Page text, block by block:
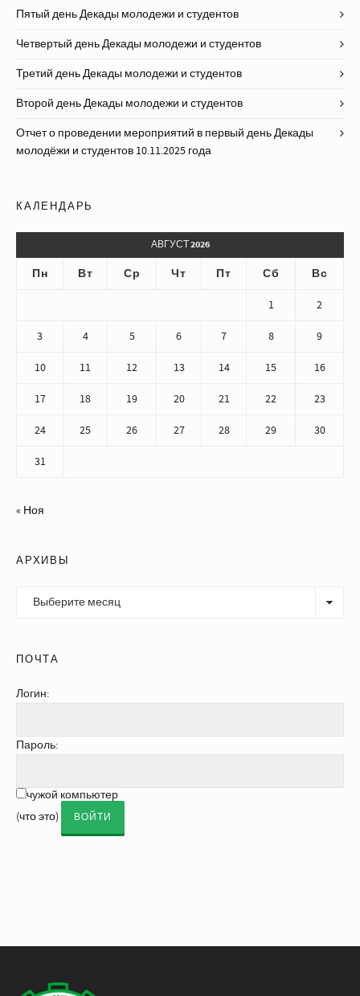
Пятый день Декады молодежи и студентов
Четвертый день Декады молодежи и студентов
Третий день Декады молодежи и студентов
Второй день Декады молодежи и студентов
Отчет о проведении мероприятий в первый день Декады
молодёжи и студентов 10.11.2025 года
КАЛЕНДАРЬ
АВГУСТ 2026
Пн Вт Ср Чт Пт Сб Вс
1 2
3 4 5 6 7 8 9
10 11 12 13 14 15 16
17 18 19 20 21 22 23
24 25 26 27 28 29 30
31
« Ноя
АРХИВЫ
ПОЧТА
Логин:
Пароль:
чужой компьютер
(что это)